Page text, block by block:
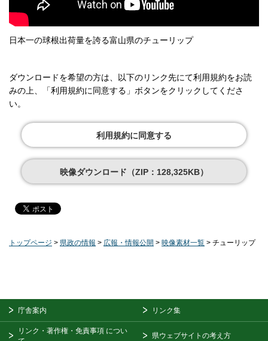
日本一の球根出荷量を誇る富山県のチューリップ
ダウンロードを希望の方は、以下のリンク先にて利用規約をお読
みの上、「利用規約に同意する」ボタンをクリックしてくださ
い。
利用規約に同意する
映像ダウンロード（ZIP：128,325KB）
トップページ > 県政の情報 > 広報・情報公開 > 映像素材一覧 > チューリップ
庁舎案内 リンク集
リンク・著作権・免責事項 につい
県ウェブサイトの考え方